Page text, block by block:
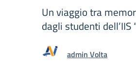
Un viaggio tra
dagli studenti dell’IIS
admin Volta